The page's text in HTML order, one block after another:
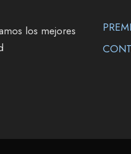
los mejores